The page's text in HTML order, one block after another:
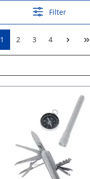
Filter
1 2 3 4